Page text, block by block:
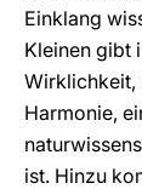
Einklang
Kleinen gibt
Wirklichkeit,
Harmonie,
ist. Hinzu